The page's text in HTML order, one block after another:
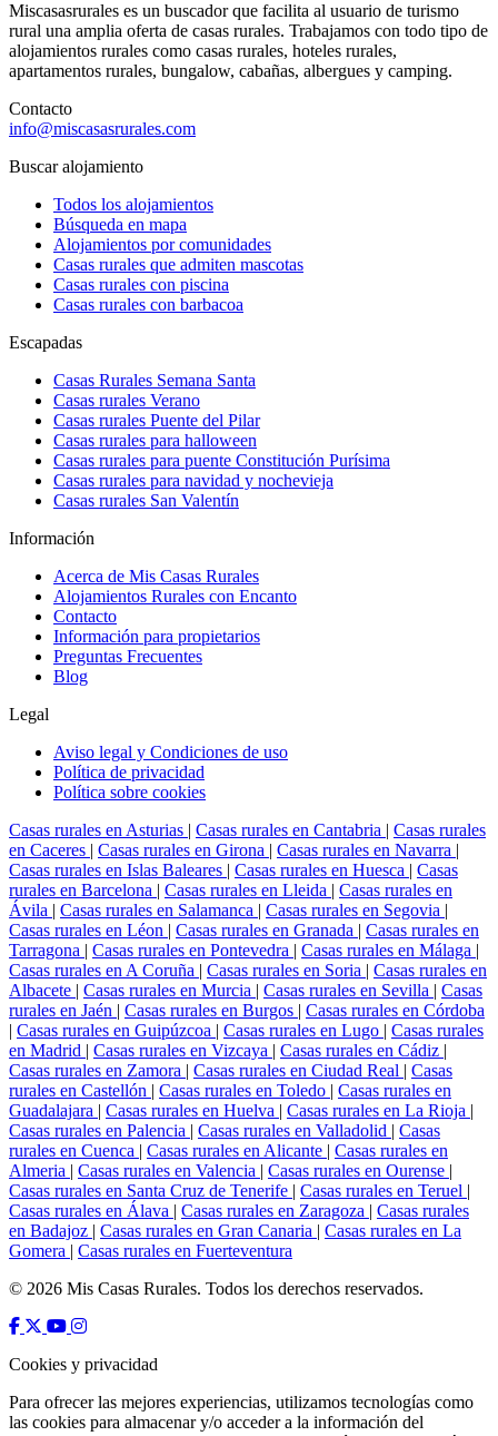
Miscasasrurales es un buscador que facilita al usuario de turismo
rural una amplia oferta de casas rurales. Trabajamos con todo tipo de
alojamientos rurales como casas rurales, hoteles rurales,
apartamentos rurales, bungalow, cabañas, albergues y camping.
Contacto
info@miscasasrurales.com
Buscar alojamiento
Todos los alojamientos
Búsqueda en mapa
Alojamientos por comunidades
Casas rurales que admiten mascotas
Casas rurales con piscina
Casas rurales con barbacoa
Escapadas
Casas Rurales Semana Santa
Casas rurales Verano
Casas rurales Puente del Pilar
Casas rurales para halloween
Casas rurales para puente Constitución Purísima
Casas rurales para navidad y nochevieja
Casas rurales San Valentín
Información
Acerca de Mis Casas Rurales
Alojamientos Rurales con Encanto
Contacto
Información para propietarios
Preguntas Frecuentes
Blog
Legal
Aviso legal y Condiciones de uso
Política de privacidad
Política sobre cookies
Casas rurales en Asturias | Casas rurales en Cantabria | Casas rurales
en Caceres | Casas rurales en Girona | Casas rurales en Navarra |
Casas rurales en Islas Baleares | Casas rurales en Huesca | Casas
rurales en Barcelona | Casas rurales en Lleida | Casas rurales en
Ávila | Casas rurales en Salamanca | Casas rurales en Segovia |
Casas rurales en Léon | Casas rurales en Granada | Casas rurales en
Tarragona | Casas rurales en Pontevedra | Casas rurales en Málaga |
Casas rurales en A Coruña | Casas rurales en Soria | Casas rurales en
Albacete | Casas rurales en Murcia | Casas rurales en Sevilla | Casas
rurales en Jaén | Casas rurales en Burgos | Casas rurales en Córdoba
| Casas rurales en Guipúzcoa | Casas rurales en Lugo | Casas rurales
en Madrid | Casas rurales en Vizcaya | Casas rurales en Cádiz |
Casas rurales en Zamora | Casas rurales en Ciudad Real | Casas
rurales en Castellón | Casas rurales en Toledo | Casas rurales en
Guadalajara | Casas rurales en Huelva | Casas rurales en La Rioja |
Casas rurales en Palencia | Casas rurales en Valladolid | Casas
rurales en Cuenca | Casas rurales en Alicante | Casas rurales en
Almeria | Casas rurales en Valencia | Casas rurales en Ourense |
Casas rurales en Santa Cruz de Tenerife | Casas rurales en Teruel |
Casas rurales en Álava | Casas rurales en Zaragoza | Casas rurales
en Badajoz | Casas rurales en Gran Canaria | Casas rurales en La
Gomera | Casas rurales en Fuerteventura
© 2026 Mis Casas Rurales. Todos los derechos reservados.
Cookies y privacidad
Para ofrecer las mejores experiencias, utilizamos tecnologías como
las cookies para almacenar y/o acceder a la información del